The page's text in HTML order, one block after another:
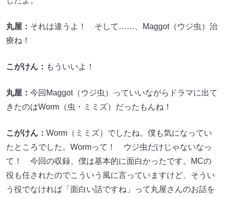
丸屋： それは違うよ！ そして……、Maggot（ウジ虫）治
療ね！
こがけん： もういいよ！
丸屋： 今回Maggot（ウジ虫）っていいながらドラマに出て
きたのはWorm（虫・ミミズ）だったもんね！
こがけん： Worm（ミミズ）でしたね。僕も気になってい
たところでした。Wormって！ ウジ虫だけじゃないなっ
て！ 今回の収録、僕は基本的に面白かったです。MCの
役も任されたのでこういう風に言っていますけど、そうい
う役でなければ「面白い話ですね」って丸屋さんのお話を